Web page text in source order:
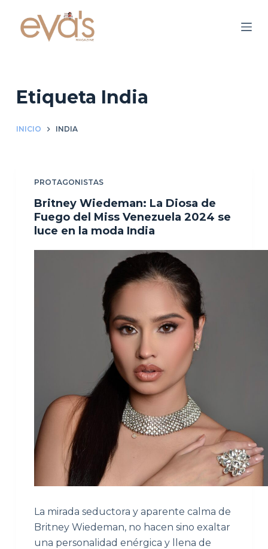
Etiqueta India
INICIO INDIA
PROTAGONISTAS
Britney Wiedeman: La Diosa de
Fuego del Miss Venezuela 2024 se
luce en la moda India
La mirada seductora y aparente calma de
Britney Wiedeman, no hacen sino exaltar
una personalidad enérgica y llena de